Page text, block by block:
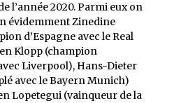
l’année 2020. Parmi eux on
évidemment Zinedine
d’Espagne avec le Real
Klopp (champion
Liverpool), Hans-Dieter
avec le Bayern Munich)
Lopetegui (vainqueur de la